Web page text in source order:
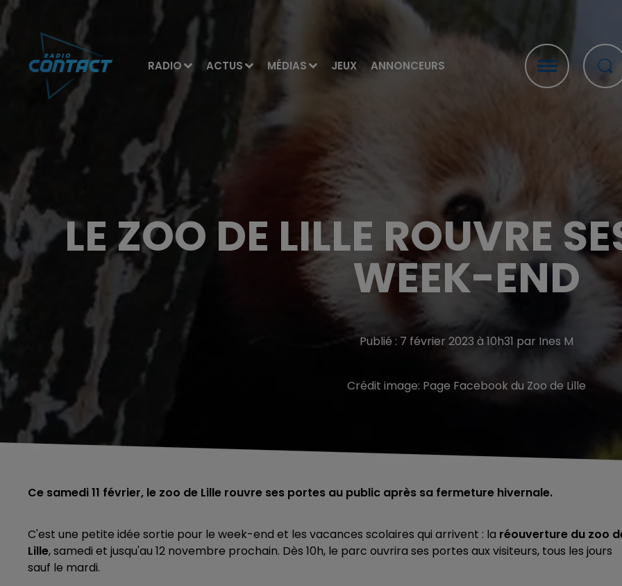
RADIO ACTUS MÉDIAS JEUX ANNONCEURS
LE ZOO DE LILLE ROUVRE
WEEK-END
Publié : 7 février 2023 à 10h31 par Ines M
Crédit image: Page Facebook du Zoo de Lille
Ce samedi 11 février, le zoo de Lille rouvre ses portes au public après sa fermeture hivernale.
C'est une petite idée sortie pour le week-end et les vacances scolaires qui arrivent : la réouverture du zoo
Lille, samedi et jusqu'au 12 novembre prochain. Dès 10h, le parc ouvrira ses portes aux visiteurs, tous les jours
sauf le mardi.